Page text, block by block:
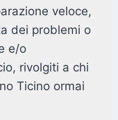
veloce,
dei problemi o
e/o
rivolgiti a chi
Ticino ormai